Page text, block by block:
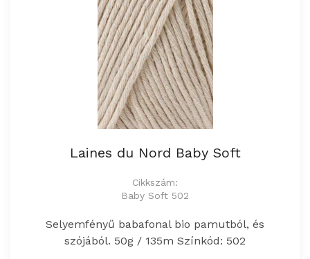
Laines du Nord Baby Soft
Cikkszám:
Baby Soft 502
Selyemfényű babafonal bio pamutból, és
szójából. 50g / 135m Színkód: 502